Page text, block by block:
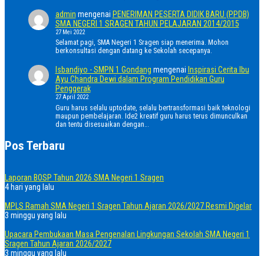
admin mengenai PENERIMAN PESERTA DIDIK BARU (PPDB)
SMA NEGERI 1 SRAGEN TAHUN PELAJARAN 2014/2015
27 Mei 2022
Selamat pagi, SMA Negeri 1 Sragen siap menerima. Mohon
berkonsultasi dengan datang ke Sekolah secepanya.
Isbandiyo - SMPN 1 Gondang mengenai Inspirasi Cerita Ibu
Ayu Chandra Dewi dalam Program Pendidikan Guru
Penggerak
27 April 2022
Guru harus selalu uptodate, selalu bertransformasi baik teknologi
maupun pembelajaran. Ide2 kreatif guru harus terus dimunculkan
dan tentu disesuaikan dengan…
Pos Terbaru
Laporan BOSP Tahun 2026 SMA Negeri 1 Sragen
4 hari yang lalu
MPLS Ramah SMA Negeri 1 Sragen Tahun Ajaran 2026/2027 Resmi Digelar
3 minggu yang lalu
Upacara Pembukaan Masa Pengenalan Lingkungan Sekolah SMA Negeri 1
Sragen Tahun Ajaran 2026/2027
3 minggu yang lalu